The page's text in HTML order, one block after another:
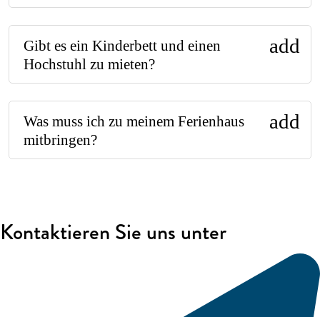
Gibt es ein Kinderbett und einen
Hochstuhl zu mieten?
add
Was muss ich zu meinem Ferienhaus
mitbringen?
add
Kontaktieren Sie uns unter